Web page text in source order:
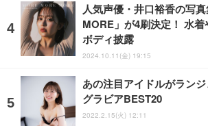
人気声優・井口裕香の写
MORE」が4刷決定！ 水
ボディ披露
2024.10.11(金) 19:15
あの注目アイドルがラン
グラビアBEST20
2022.2.15(火) 12:11